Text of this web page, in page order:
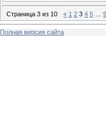
Страница 3 из 10 « 1 2 3 4 5 9
Полная версия сайта